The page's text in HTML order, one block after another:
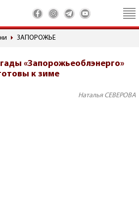
ЗАПОРОЖЬЕ
«Запорожьеоблэнерго»
к зиме
Наталья СЕВЕРОВА